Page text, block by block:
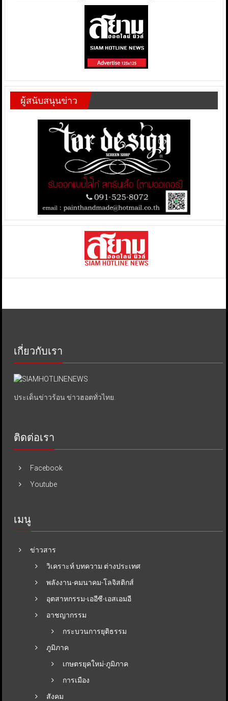
ผู้สนับสนุนข่าว
เกี่ยวกับเรา
ประเด็นข่าวร้อน ข่าวฮอตทั่วไทย.
ติดต่อเรา
Facebook
Youtube
เมนู
ข่าวสาร
วิเคราะห์ บทความ ต่างประเทศ
พลังงาน-คมนาคม-โลจิสติกส์
อุตสาหกรรม-เออีซี-เอสเอมอี
อาชญากรรม
กระบวนการยุติธรรม
ภูมิภาค
เกษตรยุคใหม่-ภูมิภาค
การเมือง
สังคม